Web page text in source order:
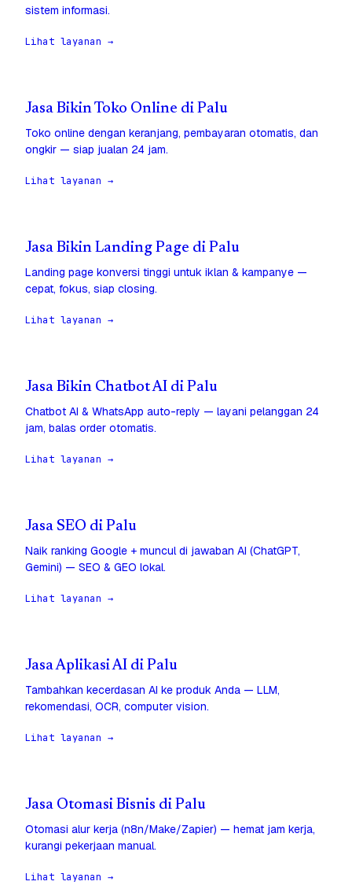
sistem informasi.
Lihat layanan →
Jasa Bikin Toko Online di Palu
Toko online dengan keranjang, pembayaran otomatis, dan
ongkir — siap jualan 24 jam.
Lihat layanan →
Jasa Bikin Landing Page di Palu
Landing page konversi tinggi untuk iklan & kampanye —
cepat, fokus, siap closing.
Lihat layanan →
Jasa Bikin Chatbot AI di Palu
Chatbot AI & WhatsApp auto-reply — layani pelanggan 24
jam, balas order otomatis.
Lihat layanan →
Jasa SEO di Palu
Naik ranking Google + muncul di jawaban AI (ChatGPT,
Gemini) — SEO & GEO lokal.
Lihat layanan →
Jasa Aplikasi AI di Palu
Tambahkan kecerdasan AI ke produk Anda — LLM,
rekomendasi, OCR, computer vision.
Lihat layanan →
Jasa Otomasi Bisnis di Palu
Otomasi alur kerja (n8n/Make/Zapier) — hemat jam kerja,
kurangi pekerjaan manual.
Lihat layanan →